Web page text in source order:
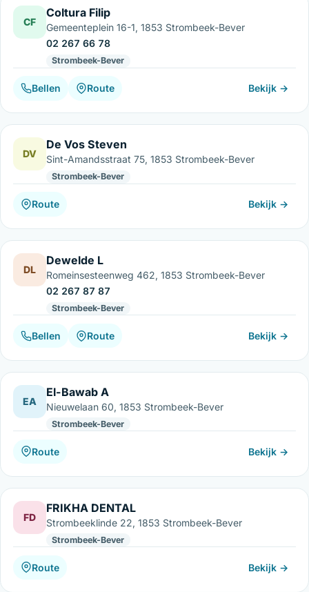
CF
Coltura Filip
Gemeenteplein 16-1, 1853 Strombeek-Bever
02 267 66 78
Strombeek-Bever
Bellen Route Bekijk →
DV
De Vos Steven
Sint-Amandsstraat 75, 1853 Strombeek-Bever
Strombeek-Bever
Route Bekijk →
DL
Dewelde L
Romeinsesteenweg 462, 1853 Strombeek-Bever
02 267 87 87
Strombeek-Bever
Bellen Route Bekijk →
EA
El-Bawab A
Nieuwelaan 60, 1853 Strombeek-Bever
Strombeek-Bever
Route Bekijk →
FD
FRIKHA DENTAL
Strombeeklinde 22, 1853 Strombeek-Bever
Strombeek-Bever
Route Bekijk →